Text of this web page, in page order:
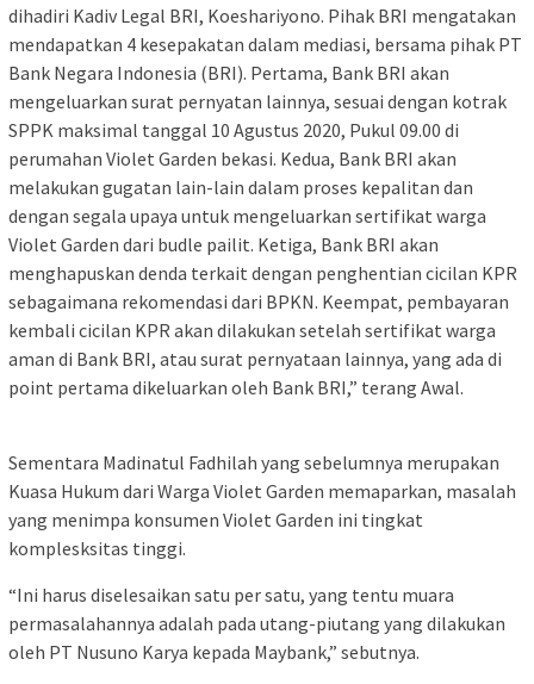
dihadiri Kadiv Legal BRI, Koeshariyono. Pihak BRI mengatakan
mendapatkan 4 kesepakatan dalam mediasi, bersama pihak PT
Bank Negara Indonesia (BRI). Pertama, Bank BRI akan
mengeluarkan surat pernyatan lainnya, sesuai dengan kotrak
SPPK maksimal tanggal 10 Agustus 2020, Pukul 09.00 di
perumahan Violet Garden bekasi. Kedua, Bank BRI akan
melakukan gugatan lain-lain dalam proses kepalitan dan
dengan segala upaya untuk mengeluarkan sertifikat warga
Violet Garden dari budle pailit. Ketiga, Bank BRI akan
menghapuskan denda terkait dengan penghentian cicilan KPR
sebagaimana rekomendasi dari BPKN. Keempat, pembayaran
kembali cicilan KPR akan dilakukan setelah sertifikat warga
aman di Bank BRI, atau surat pernyataan lainnya, yang ada di
point pertama dikeluarkan oleh Bank BRI,” terang Awal.
Sementara Madinatul Fadhilah yang sebelumnya merupakan
Kuasa Hukum dari Warga Violet Garden memaparkan, masalah
yang menimpa konsumen Violet Garden ini tingkat
komplesksitas tinggi.
“Ini harus diselesaikan satu per satu, yang tentu muara
permasalahannya adalah pada utang-piutang yang dilakukan
oleh PT Nusuno Karya kepada Maybank,” sebutnya.